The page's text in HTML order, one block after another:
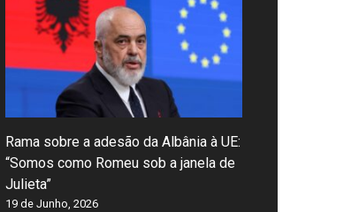
Rama sobre a adesão da Albânia à UE:
“Somos como Romeu sob a janela de
Julieta”
19 de Junho, 2026